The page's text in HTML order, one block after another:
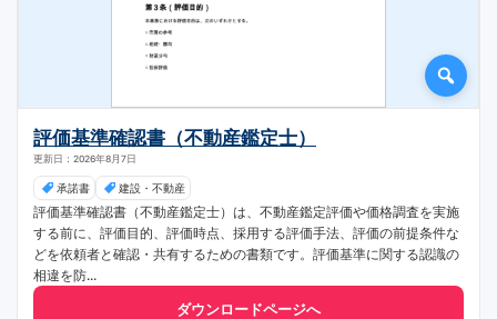
評価基準確認書（不動産鑑定士）
更新日：2026年8月7日
承諾書 建設・不動産
評価基準確認書（不動産鑑定士）は、不動産鑑定評価や価格調査を実施
する前に、評価目的、評価時点、採用する評価手法、評価の前提条件な
どを依頼者と確認・共有するための書類です。評価基準に関する認識の
相違を防...
ダウンロードページへ